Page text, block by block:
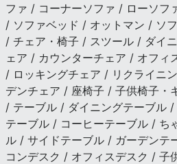
ファ / コーナーソファ / ローソフ
/ ソファベッド / オットマン / ソ
/ チェア・椅子 / スツール / ダイ
ェア / カウンターチェア / オフィ
/ ロッキングチェア / リクライニ
デンチェア / 座椅子 / 子供椅子・
/ テーブル / ダイニングテーブル
テーブル / コーヒーテーブル / ち
ル / サイドテーブル / ガーデンテ
コンデスク / オフィスデスク / 子